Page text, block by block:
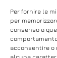
Per fornire le
per
consenso a
acconsentire o